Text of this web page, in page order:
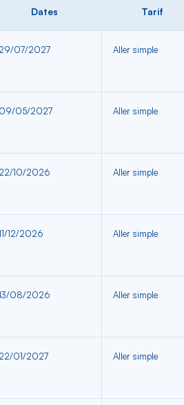
Dates Tarif
29/07/2027 Aller simple
09/05/2027 Aller simple
22/10/2026 Aller simple
12/2026 Aller simple
08/2026 Aller simple
22/01/2027 Aller simple